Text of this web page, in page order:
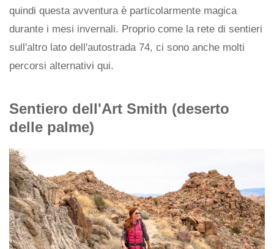
quindi questa avventura è particolarmente magica
durante i mesi invernali. Proprio come la rete di sentieri
sull'altro lato dell'autostrada 74, ci sono anche molti
percorsi alternativi qui.
Sentiero dell'Art Smith (deserto
delle palme)